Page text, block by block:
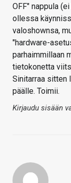
OFF" nappula
ollessa
valoshownsa,
"hardware-
parhaimmillaan
tietokonetta
Sinitarraa sitten
päälle. Toimii.
Kirjaudu sisään